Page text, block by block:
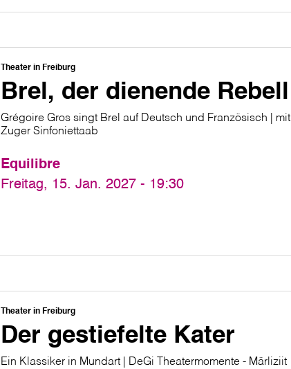
Theater in Freiburg
Brel, der dienende Rebell
Grégoire Gros singt Brel auf Deutsch und Französisch | mit
Zuger Sinfoniettaab
Equilibre
Freitag, 15. Jan. 2027 - 19:30
Theater in Freiburg
Der gestiefelte Kater
Ein Klassiker in Mundart | DeGi Theatermomente - Märliziit